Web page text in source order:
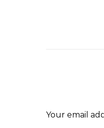
Your email